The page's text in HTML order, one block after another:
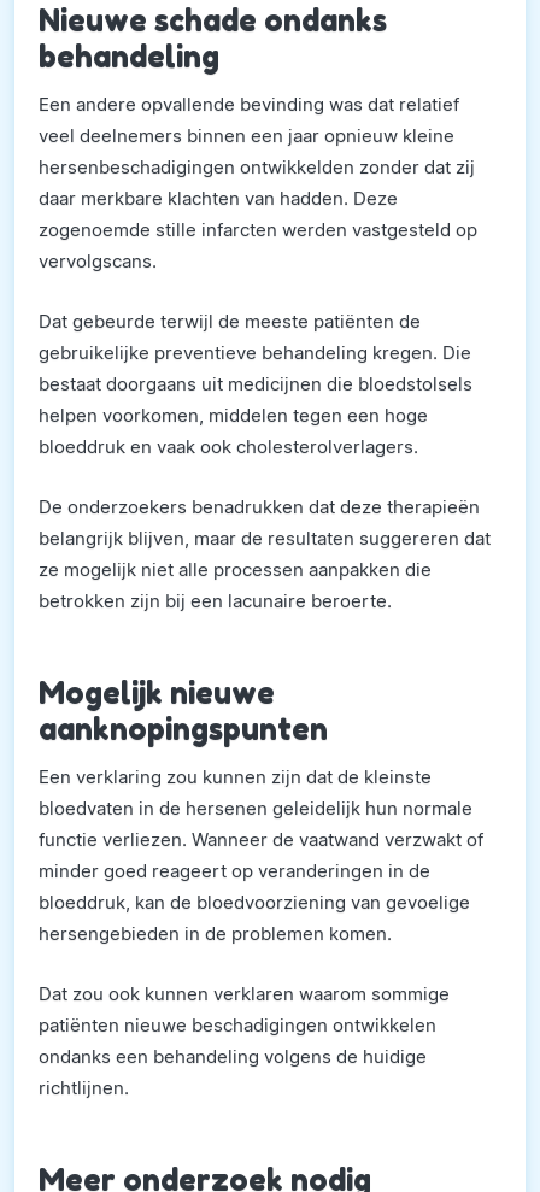
Nieuwe schade ondanks
behandeling
Een andere opvallende bevinding was dat relatief
veel deelnemers binnen een jaar opnieuw kleine
hersenbeschadigingen ontwikkelden zonder dat zij
daar merkbare klachten van hadden. Deze
zogenoemde stille infarcten werden vastgesteld op
vervolgscans.
Dat gebeurde terwijl de meeste patiënten de
gebruikelijke preventieve behandeling kregen. Die
bestaat doorgaans uit medicijnen die bloedstolsels
helpen voorkomen, middelen tegen een hoge
bloeddruk en vaak ook cholesterolverlagers.
De onderzoekers benadrukken dat deze therapieën
belangrijk blijven, maar de resultaten suggereren dat
ze mogelijk niet alle processen aanpakken die
betrokken zijn bij een lacunaire beroerte.
Mogelijk nieuwe
aanknopingspunten
Een verklaring zou kunnen zijn dat de kleinste
bloedvaten in de hersenen geleidelijk hun normale
functie verliezen. Wanneer de vaatwand verzwakt of
minder goed reageert op veranderingen in de
bloeddruk, kan de bloedvoorziening van gevoelige
hersengebieden in de problemen komen.
Dat zou ook kunnen verklaren waarom sommige
patiënten nieuwe beschadigingen ontwikkelen
ondanks een behandeling volgens de huidige
richtlijnen.
Meer onderzoek nodig